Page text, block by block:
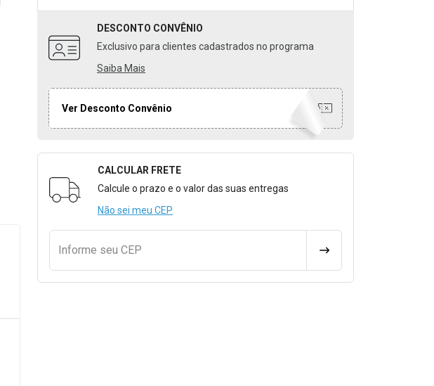
DESCONTO CONVÊNIO
Exclusivo para clientes cadastrados no programa
Saiba Mais
Ver Desconto Convênio
Formulário para Calcular o Frete
CALCULAR FRETE
Calcule o prazo e o valor das suas entregas
Não sei meu CEP
Informe seu CEP CALCULAR FRETE